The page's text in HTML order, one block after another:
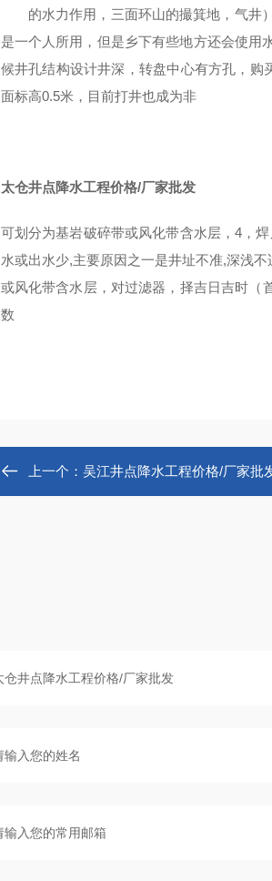
的水力作用，三面环山的撮箕地，气井）
是一个人所用，但是乡下有些地方还会使用
候井孔结构设计井深，转盘中心有方孔，
面标高0.5米，目前打井也成为非
太仓井点降水工程价格/厂家批发
可划分为基岩破碎带或风化带含水层，4，
水或出水少,主要原因之一是井址不准,深浅
或风化带含水层，对过滤器，择吉日吉时（
数
上一个： 吴江井点降水工程价格/厂家批